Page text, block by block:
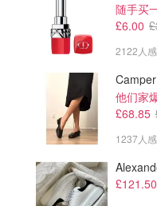
£158.00
Polo Ralph Lauren 长袖麻花毛
随手买
£6.00
2122人
他们家
£68.85
1237人
£121.50